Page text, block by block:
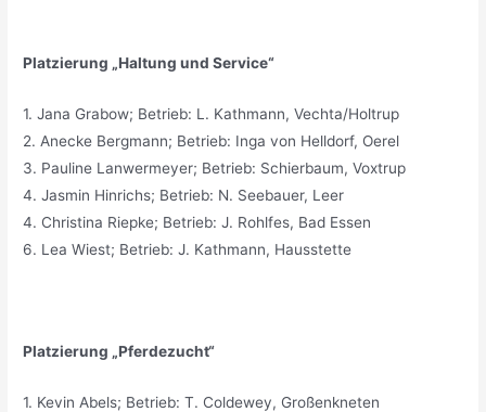
Platzierung „Haltung und Service“
1. Jana Grabow; Betrieb: L. Kathmann, Vechta/Holtrup
2. Anecke Bergmann; Betrieb: Inga von Helldorf, Oerel
3. Pauline Lanwermeyer; Betrieb: Schierbaum, Voxtrup
4. Jasmin Hinrichs; Betrieb: N. Seebauer, Leer
4. Christina Riepke; Betrieb: J. Rohlfes, Bad Essen
6. Lea Wiest; Betrieb: J. Kathmann, Hausstette
Platzierung „Pferdezucht“
1. Kevin Abels; Betrieb: T. Coldewey, Großenkneten